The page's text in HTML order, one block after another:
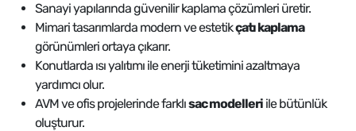
Sanayi yapılarında güvenilir kaplama çözümleri üretir.
Mimari tasarımlarda modern ve estetikçatı kaplama
görünümleri ortaya çıkarır.
Konutlarda ısı yalıtımı ile enerji tüketimini azaltmaya
yardımcı olur.
AVM ve ofis projelerinde farklısac modelleri ile bütünlük
oluşturur.